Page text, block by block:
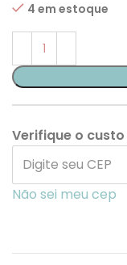
4 em estoque
Verifique o
Não sei meu cep